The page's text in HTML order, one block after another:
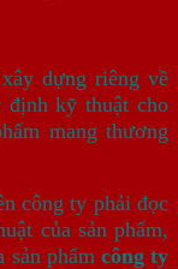
dựng riêng về
định kỹ thuật cho
mang thương
công ty phải đọc
của sản phẩm,
sản phẩm công ty